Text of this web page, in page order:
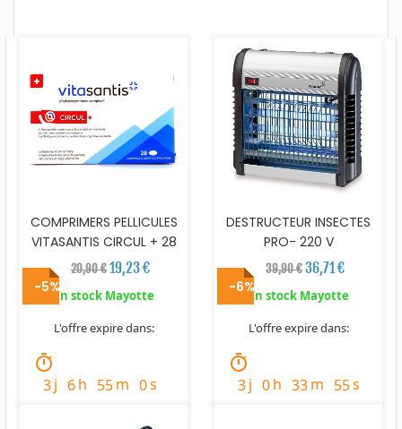
COMPRIMERS PELLICULES
VITASANTIS CIRCUL + 28
20,90 €19,23 €
En stock Mayotte
L'offre expire dans:
timer
3j 6h 55m 58
DESTRUCTEUR INSECTES
PRO- 220 V
39,90 €36,71 €
En stock Mayotte
L'offre expire dans:
timer
3j 0h 33m 54s
-5% -6%